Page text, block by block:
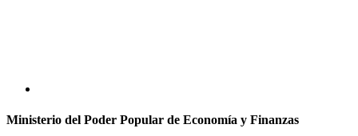
Ministerio del Poder Popular de Economía y Finanzas